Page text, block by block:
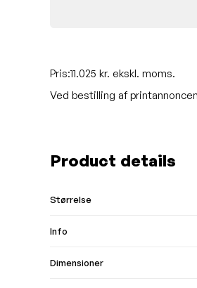
Pris:11.025 kr. ekskl. moms.
Ved bestilling af
Product details
Størrelse
Info
Dimensioner